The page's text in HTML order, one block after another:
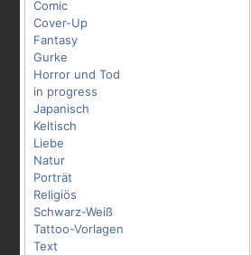
Comic
Cover-Up
Fantasy
Gurke
Horror und Tod
in progress
Japanisch
Keltisch
Liebe
Natur
Porträt
Religiös
Schwarz-Weiß
Tattoo-Vorlagen
Text